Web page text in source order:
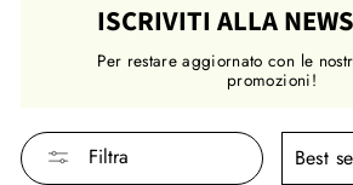
ISCRIVITI ALLA
Per restare aggiornato con le
promozioni!
Filtra